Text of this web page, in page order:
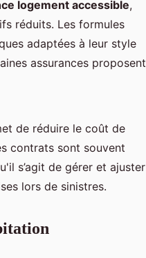
logement accessible,
réduits. Les formules
adaptées à leur style
assurances proposent
de réduire le coût de
contrats sont souvent
s’agit de gérer et ajuster
lors de sinistres.